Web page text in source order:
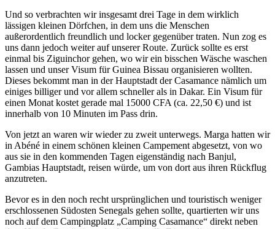
Und so verbrachten wir insgesamt drei Tage in dem wirklich
lässigen kleinen Dörfchen, in dem uns die Menschen
außerordentlich freundlich und locker gegenüber traten. Nun zog es
uns dann jedoch weiter auf unserer Route. Zurück sollte es erst
einmal bis Ziguinchor gehen, wo wir ein bisschen Wäsche waschen
lassen und unser Visum für Guinea Bissau organisieren wollten.
Dieses bekommt man in der Hauptstadt der Casamance nämlich um
einiges billiger und vor allem schneller als in Dakar. Ein Visum für
einen Monat kostet gerade mal 15000 CFA (ca. 22,50 €) und ist
innerhalb von 10 Minuten im Pass drin.
Von jetzt an waren wir wieder zu zweit unterwegs. Marga hatten wir
in Abéné in einem schönen kleinen Campement abgesetzt, von wo
aus sie in den kommenden Tagen eigenständig nach Banjul,
Gambias Hauptstadt, reisen würde, um von dort aus ihren Rückflug
anzutreten.
Bevor es in den noch recht ursprünglichen und touristisch weniger
erschlossenen Südosten Senegals gehen sollte, quartierten wir uns
noch auf dem Campingplatz „Camping Casamance“ direkt neben